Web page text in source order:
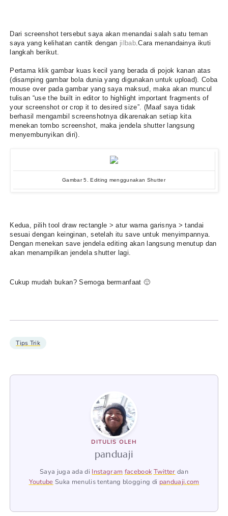
Dari screenshot tersebut saya akan menandai salah satu teman
saya yang kelihatan cantik dengan jilbab.Cara menandainya ikuti
langkah berikut.
Pertama klik gambar kuas kecil yang berada di pojok kanan atas
(disamping gambar bola dunia yang digunakan untuk upload). Coba
mouse over pada gambar yang saya maksud, maka akan muncul
tulisan “use the built in editor to highlight important fragments of
your screenshot or crop it to desired size”. (Maaf saya tidak
berhasil mengambil screenshotnya dikarenakan setiap kita
menekan tombo screenshot, maka jendela shutter langsung
menyembunyikan diri).
Gambar 5. Editing menggunakan Shutter
Kedua, pilih tool draw rectangle > atur warna garisnya > tandai
sesuai dengan keinginan, setelah itu save untuk menyimpannya.
Dengan menekan save jendela editing akan langsung menutup dan
akan menampilkan jendela shutter lagi.
Cukup mudah bukan? Semoga bermanfaat 🙂
Tips Trik
DITULIS OLEH
panduaji
Saya juga ada di Instagram facebook Twitter dan
Youtube Suka menulis tentang blogging di panduaji.com